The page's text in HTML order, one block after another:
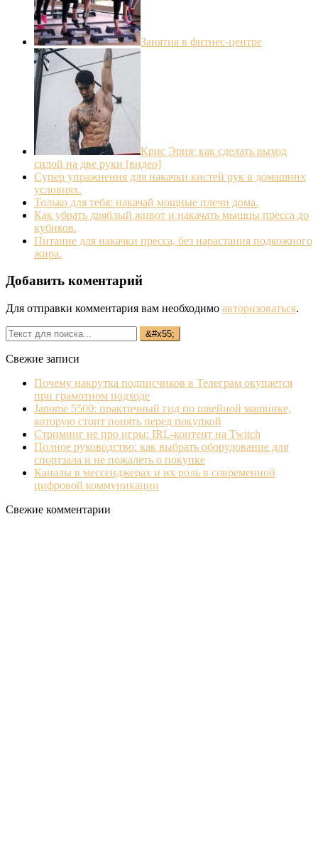
Занятия в фитнес-центре
Крис Эрия: как сделать выход
силой на две руки [видео]
Супер упражнения для накачки кистей рук в домашних
условиях.
Только для тебя: накачай мощные плечи дома.
Как убрать дряблый живот и накачать мышцы пресса до
кубиков.
Питание для накачки пресса, без нарастания подкожного
жира.
Добавить коментарий
Для отправки комментария вам необходимо авторизоваться.
Свежие записи
Почему накрутка подписчиков в Телеграм окупается
при грамотном подходе
Janome 5500: практичный гид по швейной машинке,
которую стоит понять перед покупкой
Стриминг не про игры: IRL‐контент на Twitch
Полное руководство: как выбрать оборудование для
спортзала и не пожалеть о покупке
Каналы в мессенджерах и их роль в современной
цифровой коммуникации
Свежие комментарии